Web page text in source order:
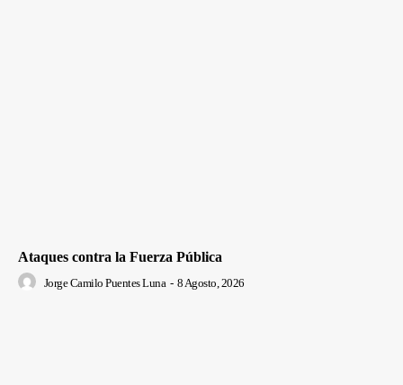
Ataques contra la Fuerza Pública
Jorge Camilo Puentes Luna - 8 Agosto, 2026